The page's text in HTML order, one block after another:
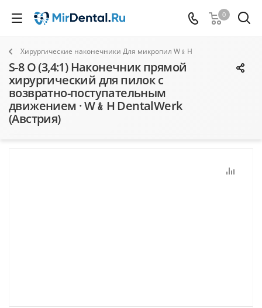
0
Хирургические наконечники Для микропил W﹠H
S-8 О (3,4:1) Наконечник прямой
хирургический для пилок с
возвратно-поступательным
движением · W﹠H DentalWerk
(Австрия)